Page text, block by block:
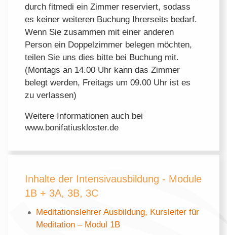
durch fitmedi ein Zimmer reserviert, sodass
es keiner weiteren Buchung Ihrerseits bedarf.
Wenn Sie zusammen mit einer anderen
Person ein Doppelzimmer belegen möchten,
teilen Sie uns dies bitte bei Buchung mit.
(Montags an 14.00 Uhr kann das Zimmer
belegt werden, Freitags um 09.00 Uhr ist es
zu verlassen)
Weitere Informationen auch bei
www.bonifatiuskloster.de
Inhalte der Intensivausbildung - Module
1B + 3A, 3B, 3C
Meditationslehrer Ausbildung, Kursleiter für
Meditation – Modul 1B